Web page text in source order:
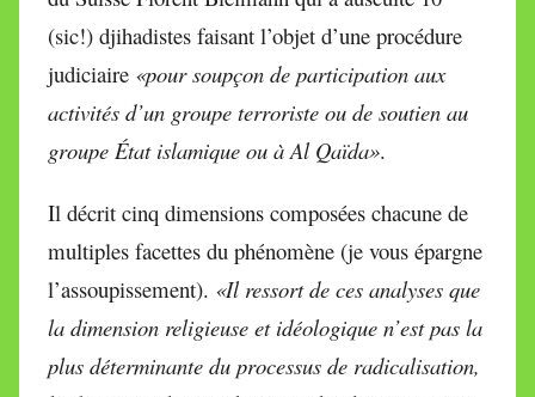
(sic!) djihadistes faisant l’objet d’une procédure
judiciaire «pour soupçon de participation aux
activités d’un groupe terroriste ou de soutien au
groupe État islamique ou à Al Qaïda».
Il décrit cinq dimensions composées chacune de
multiples facettes du phénomène (je vous épargne
l’assoupissement). «Il ressort de ces analyses que
la dimension religieuse et idéologique n’est pas la
plus déterminante du processus de radicalisation,